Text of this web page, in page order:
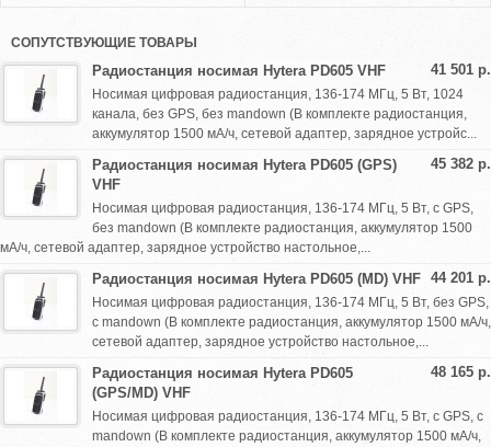
СОПУТСТВУЮЩИЕ ТОВАРЫ
41 501 р.
Радиостанция носимая Hytera PD605 VHF
Носимая цифровая радиостанция, 136-174 МГц, 5 Вт, 1024
канала, без GPS, без mandown (В комплекте радиостанция,
аккумулятор 1500 мА/ч, сетевой адаптер, зарядное устройс...
45 382 р.
Радиостанция носимая Hytera PD605 (GPS)
VHF
Носимая цифровая радиостанция, 136-174 МГц, 5 Вт, с GPS,
без mandown (В комплекте радиостанция, аккумулятор 1500
мА/ч, сетевой адаптер, зарядное устройство настольное,...
44 201 р.
Радиостанция носимая Hytera PD605 (MD) VHF
Носимая цифровая радиостанция, 136-174 МГц, 5 Вт, без GPS,
с mandown (В комплекте радиостанция, аккумулятор 1500 мА/ч,
сетевой адаптер, зарядное устройство настольное,...
48 165 р.
Радиостанция носимая Hytera PD605
(GPS/MD) VHF
Носимая цифровая радиостанция, 136-174 МГц, 5 Вт, с GPS, с
mandown (В комплекте радиостанция, аккумулятор 1500 мА/ч,